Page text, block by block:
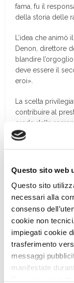
Questo sito web
Questo sito
necessari alla
consenso
cookie non
impiegati cookie
trasferimento
messaggi
manifestate
fama, fu il
della storia delle
L’idea che
Denon, direttore
blandire
deve essere il
eroi».
La scelta
contribuire al
erede della
scartare le opere
l’arte antica
L’ambizione di
Borghese,
aspettative
favorire il
delle opere
artisti attraverso
soddisfaceva il
quali eredi della